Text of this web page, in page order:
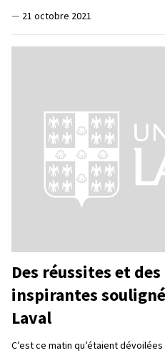
— 21 octobre 2021
Des réussites et
inspirantes
Laval
C’est ce matin qu’étaient